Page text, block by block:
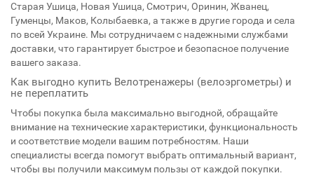
Старая Ушица, Новая Ушица, Смотрич, Оринин, Жванец,
Гуменцы, Маков, Колыбаевка, а также в другие города и села
по всей Украине. Мы сотрудничаем с надежными службами
доставки, что гарантирует быстрое и безопасное получение
вашего заказа.
Как выгодно купить Велотренажеры (велоэргометры) и
не переплатить
Чтобы покупка была максимально выгодной, обращайте
внимание на технические характеристики, функциональность
и соответствие модели вашим потребностям. Наши
специалисты всегда помогут выбрать оптимальный вариант,
чтобы вы получили максимум пользы от каждой покупки.